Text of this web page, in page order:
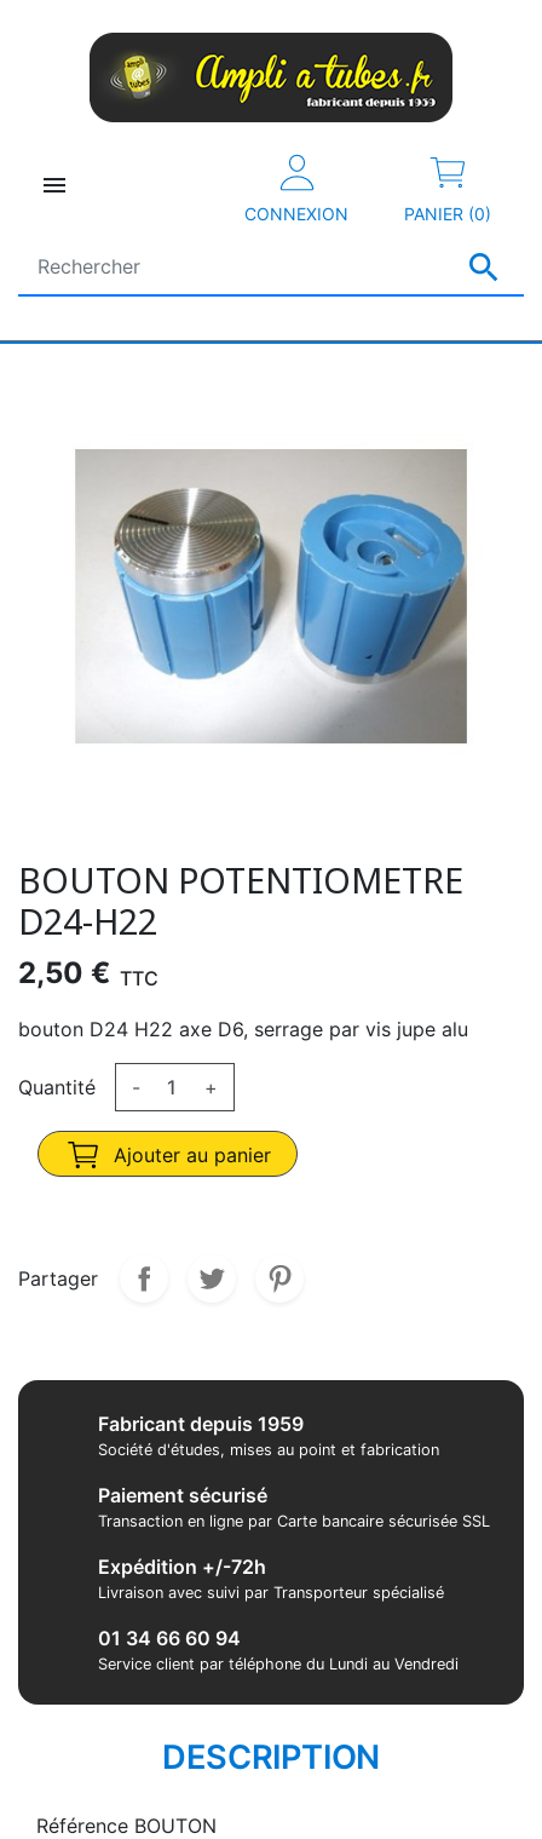


CONNEXION PANIER (0)
BOUTON POTENTIOMETRE
D24-H22
2,50 € TTC
bouton D24 H22 axe D6, serrage par vis jupe alu
Quantité - +
Ajouter au panier
Partager
Fabricant depuis 1959
Société d'études, mises au point et fabrication
Paiement sécurisé
Transaction en ligne par Carte bancaire sécurisée SSL
Expédition +/-72h
Livraison avec suivi par Transporteur spécialisé
01 34 66 60 94
Service client par téléphone du Lundi au Vendredi
DESCRIPTION
Référence BOUTON